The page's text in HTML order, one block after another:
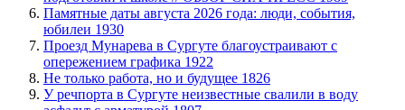
​Памятные даты августа 2026 года: люди, события,
юбилеи 1930
​Проезд Мунарева в Сургуте благоустраивают с
опережением графика 1922
​Не только работа, но и будущее 1826
​У речпорта в Сургуте неизвестные свалили в воду